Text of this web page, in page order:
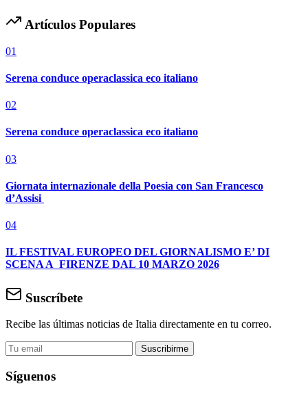
Artículos Populares
01
Serena conduce operaclassica eco italiano
02
Serena conduce operaclassica eco italiano
03
Giornata internazionale della Poesia con San Francesco
d’Assisi
04
IL FESTIVAL EUROPEO DEL GIORNALISMO E’ DI
SCENA A FIRENZE DAL 10 MARZO 2026
Suscríbete
Recibe las últimas noticias de Italia directamente en tu correo.
Suscribirme
Síguenos